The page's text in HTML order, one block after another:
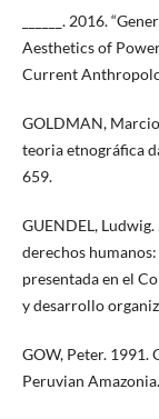
______. 2016.
Aesthetics of
Current
GOLDMAN,
teoria etnográfica
659.
GUENDEL,
derechos
presentada en el
y desarrollo
GOW, Peter.
Peruvian